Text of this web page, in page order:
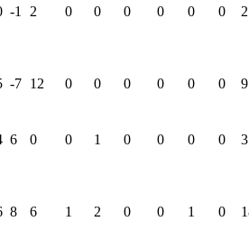
-1 2 0 0 0 0 0 0
2
-7 12 0 0 0 0 0 0
9
6 0 0 1 0 0 0 0
3
8 6 1 2 0 0 1 0